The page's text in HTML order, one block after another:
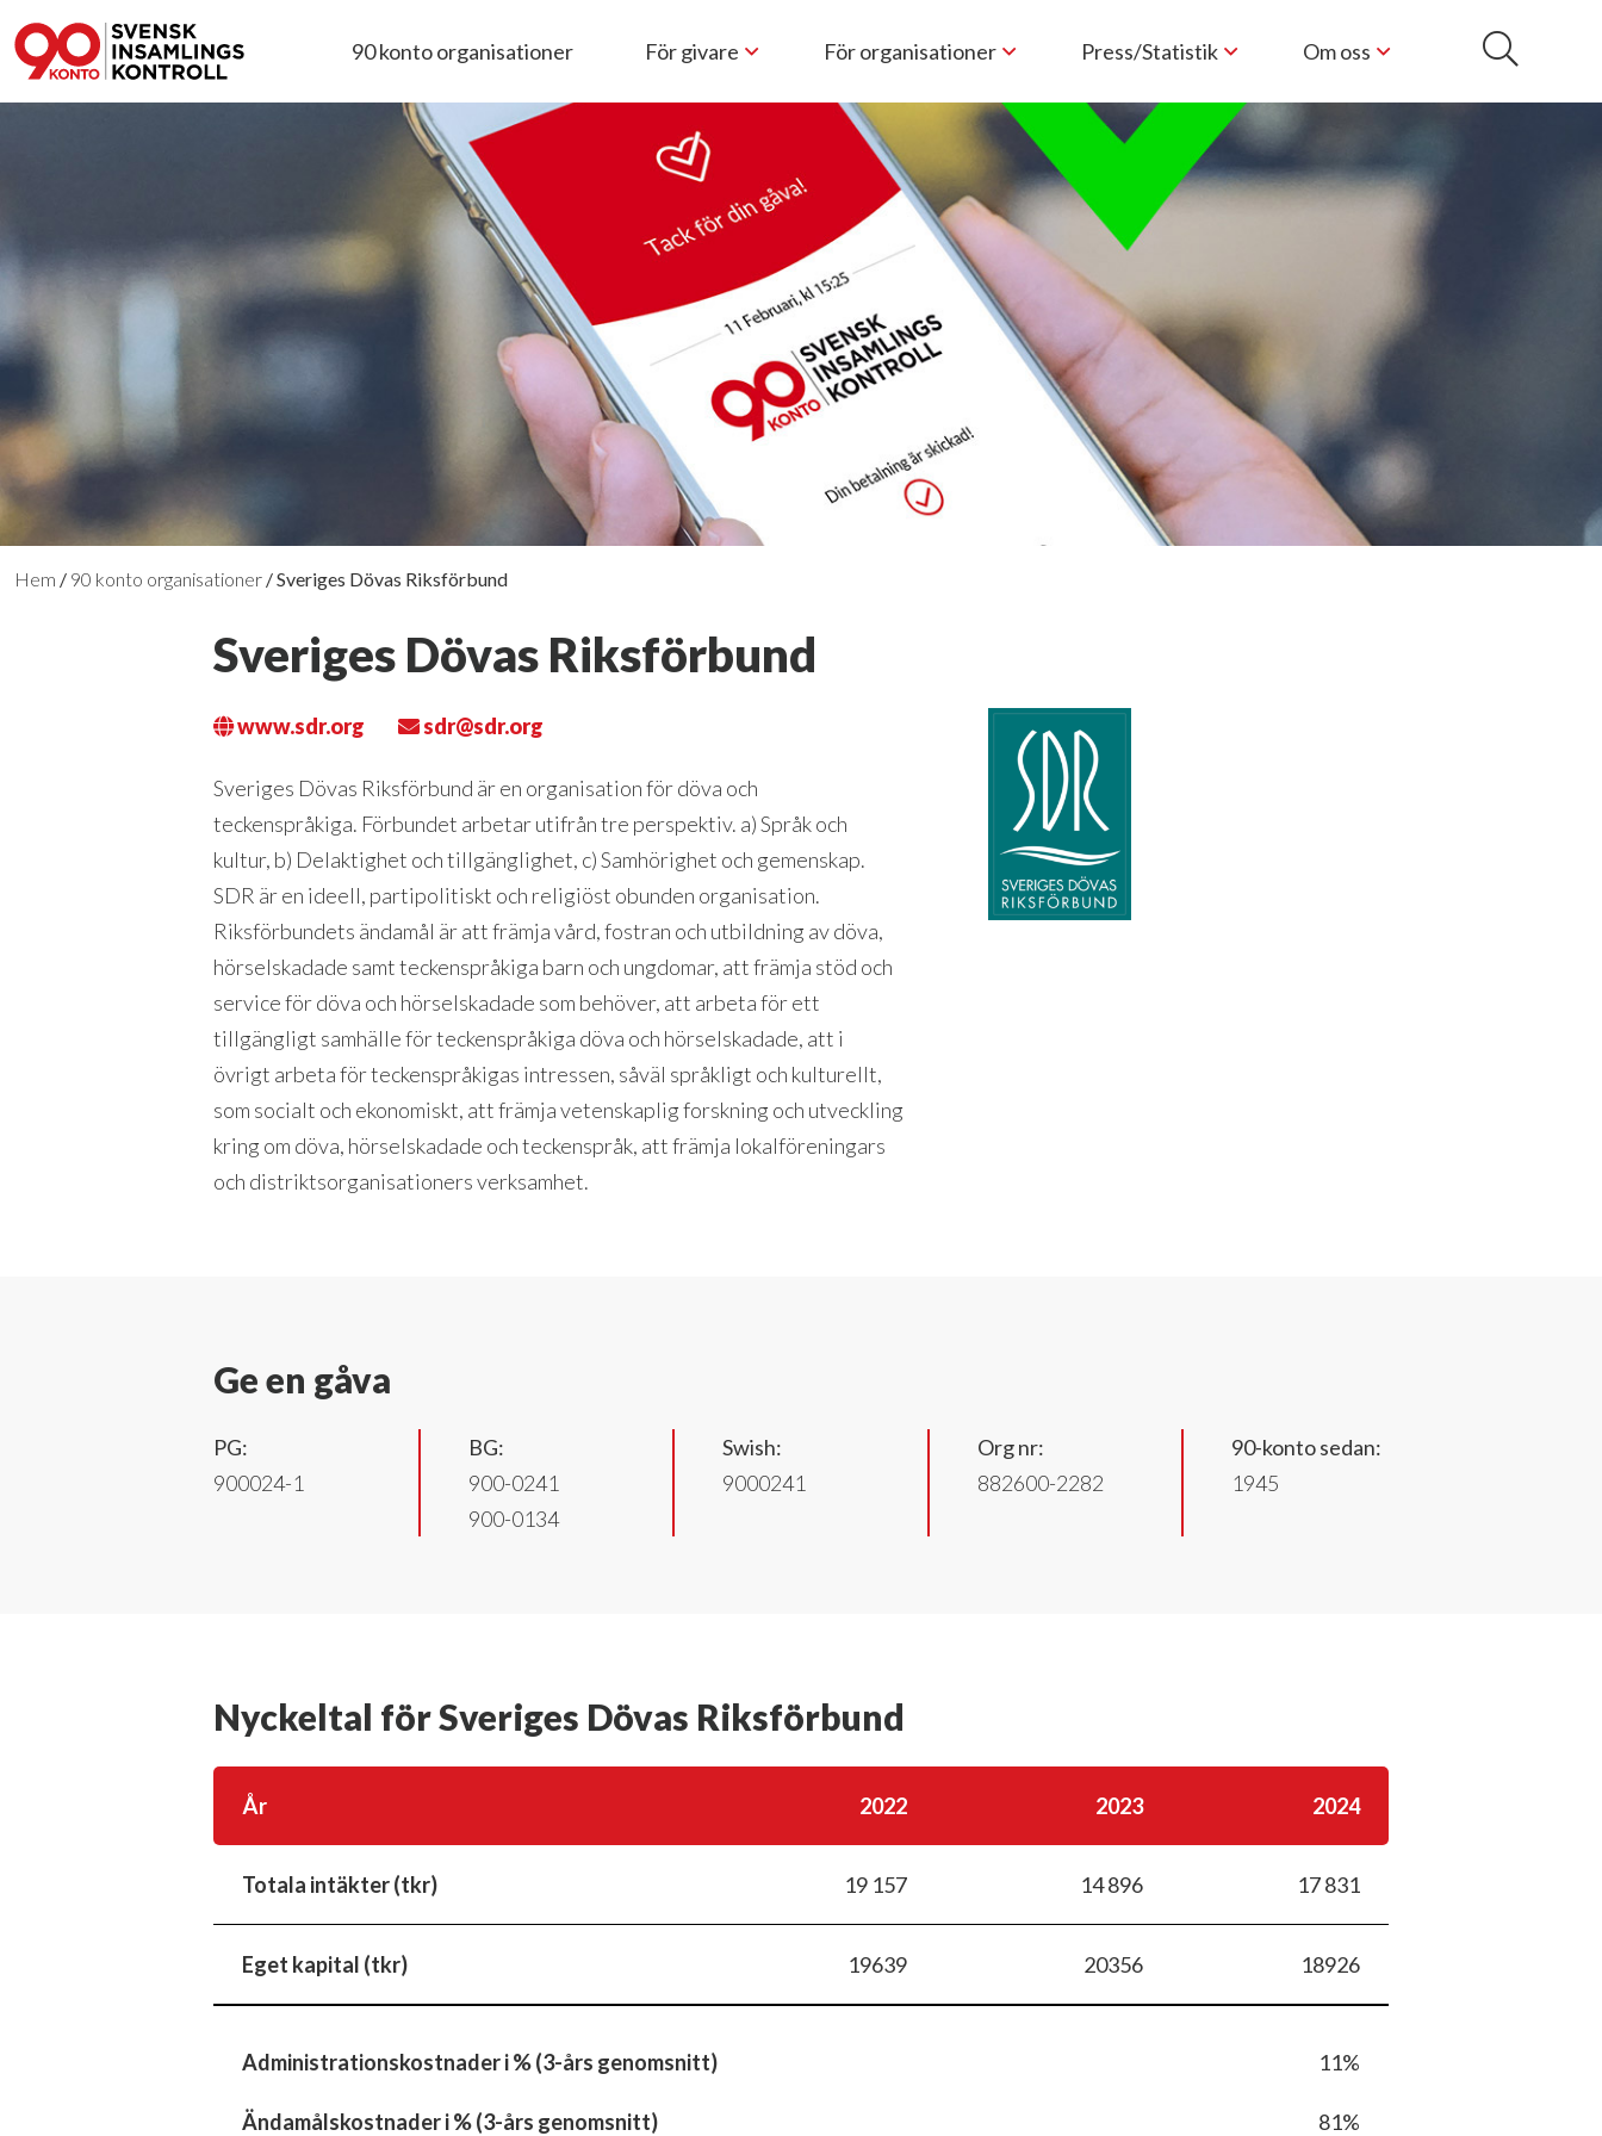
90 konto organisationer För givare För organisationer Press/Statistik Om oss
Hem / 90 konto organisationer /Sveriges Dövas Riksförbund
Sveriges Dövas Riksförbund
www.sdr.org sdr@sdr.org
Sveriges Dövas Riksförbund är en organisation för döva och
teckenspråkiga. Förbundet arbetar utifrån tre perspektiv. a) Språk och
kultur, b) Delaktighet och tillgänglighet, c) Samhörighet och gemenskap.
SDR är en ideell, partipolitiskt och religiöst obunden organisation.
Riksförbundets ändamål är att främja vård, fostran och utbildning av döva,
hörselskadade samt teckenspråkiga barn och ungdomar, att främja stöd och
service för döva och hörselskadade som behöver, att arbeta för ett
tillgängligt samhälle för teckenspråkiga döva och hörselskadade, att i
övrigt arbeta för teckenspråkigas intressen, såväl språkligt och kulturellt,
som socialt och ekonomiskt, att främja vetenskaplig forskning och utveckling
kring om döva, hörselskadade och teckenspråk, att främja lokalföreningars
och distriktsorganisationers verksamhet.
Ge en gåva
PG:
900024-1
BG:
900-0241
900-0134
Swish:
9000241
Org nr:
882600-2282
90-konto sedan:
1945
Nyckeltal för Sveriges Dövas Riksförbund
År 2022 2023 2024
Totala intäkter (tkr) 19 157 14 896 17 831
Eget kapital (tkr) 19639 20356 18926
Administrationskostnader i % (3-års genomsnitt) 11%
Ändamålskostnader i % (3-års genomsnitt) 81%